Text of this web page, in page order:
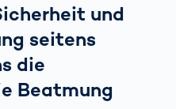
und
seitens
die
Beatmung